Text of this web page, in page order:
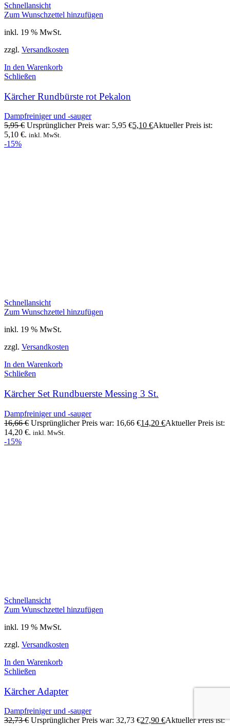
Schnellansicht
Zum Wunschzettel hinzufügen
inkl. 19 % MwSt.
zzgl. Versandkosten
In den Warenkorb
Schließen
Kärcher Rundbürste rot Pekalon
Dampfreiniger und -sauger
5,95€ Ursprünglicher Preis war: 5,95 €5,10 €Aktueller Preis ist:
5,10 €. inkl. MwSt.
-15%
Schnellansicht
Zum Wunschzettel hinzufügen
inkl. 19 % MwSt.
zzgl. Versandkosten
In den Warenkorb
Schließen
Kärcher Set Rundbuerste Messing 3 St.
Dampfreiniger und -sauger
16,66€ Ursprünglicher Preis war: 16,66 €14,20 €Aktueller Preis ist:
14,20 €. inkl. MwSt.
-15%
Schnellansicht
Zum Wunschzettel hinzufügen
inkl. 19 % MwSt.
zzgl. Versandkosten
In den Warenkorb
Schließen
Kärcher Adapter
Dampfreiniger und -sauger
32,73€ Ursprünglicher Preis war: 32,73 €27,90 €Aktueller Preis ist: